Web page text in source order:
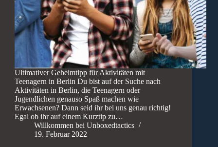
Ultimativer Geheimtipp für Aktivitäten mit
Teenagern in Berlin Du bist auf der Suche nach
Aktivitäten in Berlin, die Teenagern oder
Jugendlichen genauso Spaß machen wie
Erwachsenen? Dann seid ihr bei uns genau richtig!
Egal ob ihr auf einem Kurztip zu…
Willkommen bei Unboxedtactics
19. Februar 2022